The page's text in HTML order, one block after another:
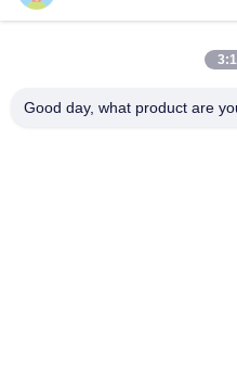
Causez Maintenant
Good day, what product are